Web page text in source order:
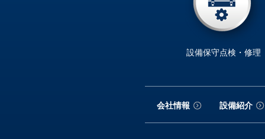
設備保守点検・修理
会社情報 設備紹介